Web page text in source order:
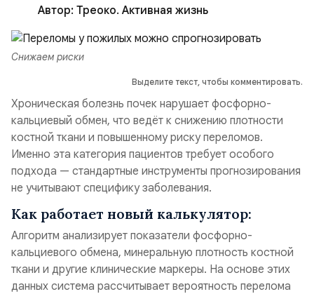
Автор: Треоко. Активная жизнь
Снижаем риски
Выделите текст, чтобы комментировать.
Хроническая болезнь почек нарушает фосфорно-
кальциевый обмен, что ведёт к снижению плотности
костной ткани и повышенному риску переломов.
Именно эта категория пациентов требует особого
подхода — стандартные инструменты прогнозирования
не учитывают специфику заболевания.
Как работает новый калькулятор:
Алгоритм анализирует показатели фосфорно-
кальциевого обмена, минеральную плотность костной
ткани и другие клинические маркеры. На основе этих
данных система рассчитывает вероятность перелома